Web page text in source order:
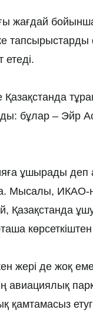
жағдай
етеді.
Қазақстанда
бұлар – Эйр
ұшырады деп
Мысалы, ИКАО-
Қазақстанда
жері де жоқ
авиациялық
қамтамасыз